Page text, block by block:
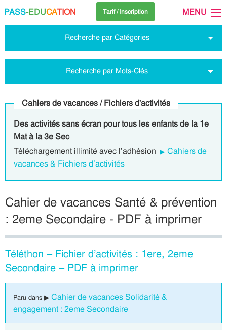
PASS-EDUCATION Tarif / Inscription MENU
Recherche par Catégories
Recherche par Mots-Clés
Cahiers de vacances / Fichiers d'activités
Des activités sans écran pour tous les enfants de la 1e
Mat à la 3e Sec
Téléchargement illimité avec l’adhésion
Cahiers de
vacances & Fichiers d’activités
Cahier de vacances Santé & prévention
: 2eme Secondaire - PDF à imprimer
Téléthon – Fichier d’activités : 1ere, 2eme
Secondaire – PDF à imprimer
Paru dans ▶ Cahier de vacances Solidarité &
engagement : 2eme Secondaire